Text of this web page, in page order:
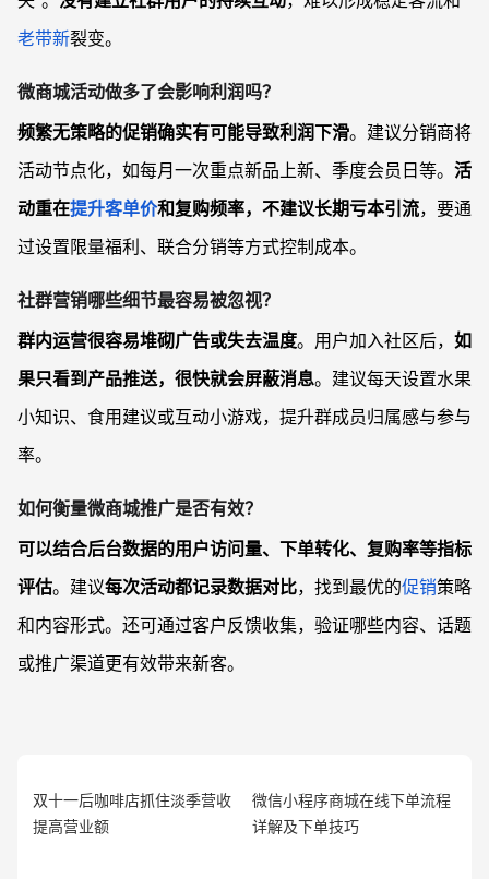
老带新裂变。
微商城活动做多了会影响利润吗？
频繁无策略的促销确实有可能导致利润下滑。建议分销商将
活动节点化，如每月一次重点新品上新、季度会员日等。 活
动重在提升客单价和复购频率，不建议长期亏本引流，要通
过设置限量福利、联合分销等方式控制成本。
社群营销哪些细节最容易被忽视？
群内运营很容易堆砌广告或失去温度。用户加入社区后， 如
果只看到产品推送，很快就会屏蔽消息。建议每天设置水果
小知识、食用建议或互动小游戏，提升群成员归属感与参与
率。
如何衡量微商城推广是否有效？
可以结合后台数据的用户访问量、下单转化、复购率等指标
评估。建议每次活动都记录数据对比，找到最优的促销策略
和内容形式。还可通过客户反馈收集，验证哪些内容、话题
或推广渠道更有效带来新客。
双十一后咖啡店抓住淡季营收
提高营业额
微信小程序商城在线下单流程
详解及下单技巧